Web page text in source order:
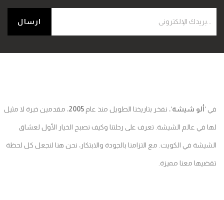
في ‘ألو شيشة‘، نفخر بتاريخنا الطويل منذ عام 2005، مقدمين خبرة لا مثيل
لها في عالم الشيشة. تعرف على رحلتنا وكيف نصبح الخيار الأول لعشاق
الشيشة في الكويت. مع التزامنا بالجودة والابتكار، نحن هنا لنجعل كل لحظة
تقضيها معنا مميزة.